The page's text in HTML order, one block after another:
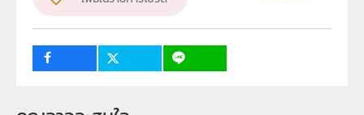
วิชา
ฟิสิกส์
ระดับชั้น